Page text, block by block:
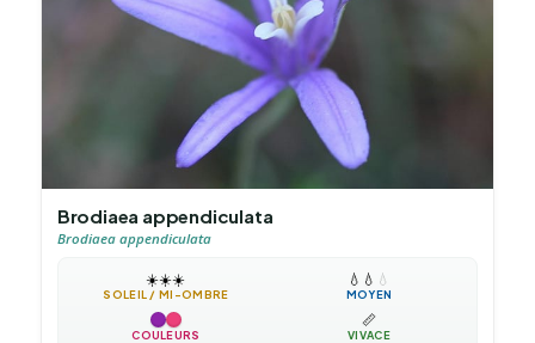
Brodiaea appendiculata
Brodiaea appendiculata
☀️☀️☀️
SOLEIL / MI-OMBRE
💧 💧 💧
MOYEN
COULEURS
📏
VIVACE